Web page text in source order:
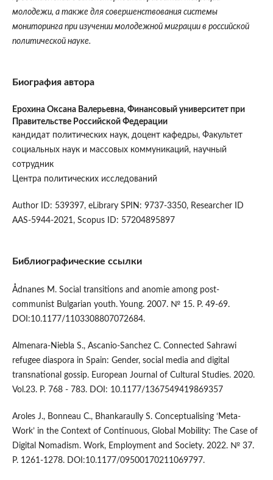
молодежи, а также для совершенствования системы
мониторинга при изучении молодежной миграции в российской
политической науке.
Биография автора
Ерохина Оксана Валерьевна, Финансовый университет при
Правительстве Российской Федерации
кандидат политических наук, доцент кафедры, Факультет
социальных наук и массовых коммуникаций, научный
сотрудник
Центра политических исследований
Author ID: 539397, eLibrary SPIN: 9737-3350, Researcher ID
AAS-5944-2021, Scopus ID: 57204895897
Библиографические ссылки
Ådnanes M. Social transitions and anomie among post-
communist Bulgarian youth. Young. 2007. № 15. P. 49-69.
DOI:10.1177/1103308807072684.
Almenara-Niebla S., Ascanio-Sanchez C. Connected Sahrawi
refugee diaspora in Spain: Gender, social media and digital
transnational gossip. European Journal of Cultural Studies. 2020.
Vol.23. P. 768 - 783. DOI: 10.1177/1367549419869357
Aroles J., Bonneau C., Bhankaraully S. Conceptualising ‘Meta-
Work’ in the Context of Continuous, Global Mobility: The Case of
Digital Nomadism. Work, Employment and Society. 2022. № 37.
P. 1261-1278. DOI:10.1177/09500170211069797.